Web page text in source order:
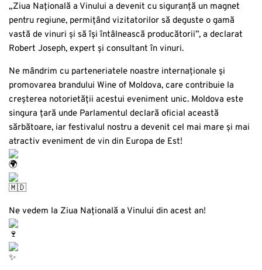
„Ziua Națională a Vinului a devenit cu siguranță un magnet
pentru regiune, permițând vizitatorilor să deguste o gamă
vastă de vinuri și să își întâlnească producătorii”, a declarat
Robert Joseph, expert și consultant în vinuri.
Ne mândrim cu parteneriatele noastre internaționale și
promovarea brandului Wine of Moldova, care contribuie la
creșterea notorietății acestui eveniment unic. Moldova este
singura țară unde Parlamentul declară oficial această
sărbătoare, iar festivalul nostru a devenit cel mai mare și mai
atractiv eveniment de vin din Europa de Est!
Ne vedem la Ziua Națională a Vinului din acest an!